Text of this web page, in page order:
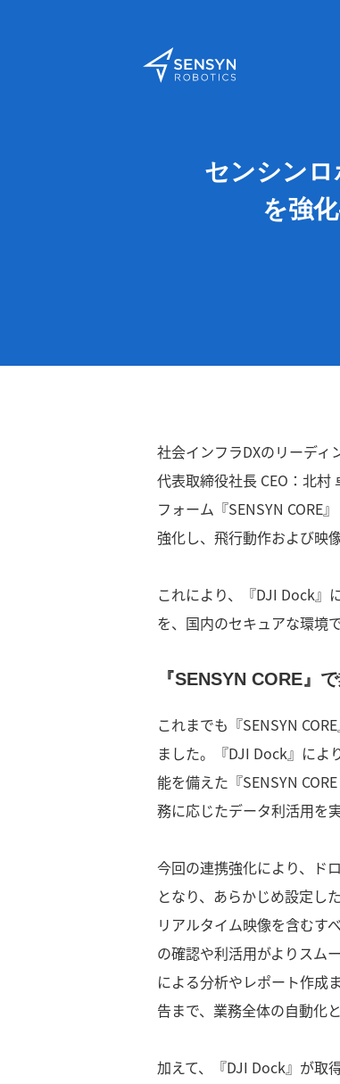
センシン
を強
社会インフラDXのリーディ
代表取締役社長 CEO：北
フォーム『SENSYN CORE
強化し、飛行動作および映
これにより、『DJI Dock』
を、国内のセキュアな環境
『SENSYN CORE』
これまでも『SENSYN
ました。『DJI Dock』によ
能を備えた『SENSYN
務に応じたデータ利活用を
今回の連携強化により、ド
となり、あらかじめ設定し
リアルタイム映像を含むす
の確認や利活用がよりスム
による分析やレポート作成
告まで、業務全体の自動化
加えて、『DJI Dock』が取